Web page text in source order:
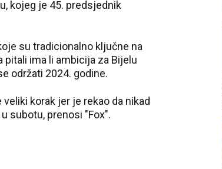
kojeg je 45. predsjednik
su tradicionalno ključne na
pitali ima li ambicija za Bijelu
održati 2024. godine.
korak jer je rekao da nikad
subotu, prenosi "Fox".